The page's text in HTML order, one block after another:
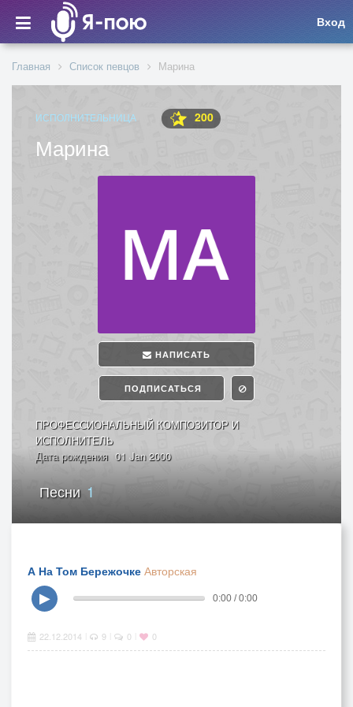
Вход
Главная Список певцов Марина
ИСПОЛНИТЕЛЬНИЦА 200
Марина
НАПИСАТЬ
ПОДПИСАТЬСЯ
ПРОФЕССИОНАЛЬНЫЙ КОМПОЗИТОР И
ИСПОЛНИТЕЛЬ
Дата рождения 01 Jan 2000
Песни1
А На Том Бережочке Авторская
▶
0:00 / 0:00
22.12.2014 9 0 0